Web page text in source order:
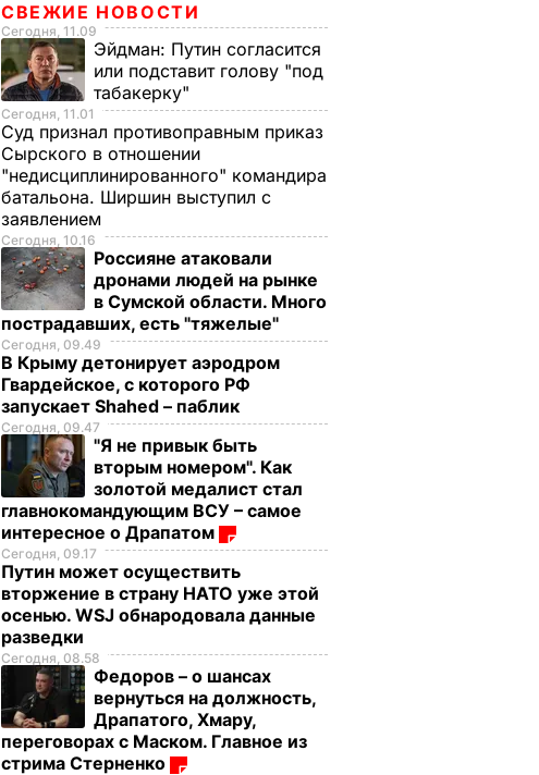
СВЕЖИЕ НОВОСТИ
Сегодня, 11.09
Эйдман: Путин согласится
или подставит голову "под
табакерку"
Сегодня, 11.01
Суд признал противоправным приказ
Сырского в отношении
"недисциплинированного" командира
батальона. Ширшин выступил с
заявлением
Сегодня, 10.16
Россияне атаковали
дронами людей на рынке
в Сумской области. Много
пострадавших, есть "тяжелые"
Сегодня, 09.49
В Крыму детонирует аэродром
Гвардейское, с которого РФ
запускает Shahed – паблик
Сегодня, 09.47
"Я не привык быть
вторым номером". Как
золотой медалист стал
главнокомандующим ВСУ – самое
интересное о Драпатом
Сегодня, 09.17
Путин может осуществить
вторжение в страну НАТО уже этой
осенью. WSJ обнародовала данные
разведки
Сегодня, 08.58
Федоров – о шансах
вернуться на должность,
Драпатого, Хмару,
переговорах с Маском. Главное из
стрима Стерненко